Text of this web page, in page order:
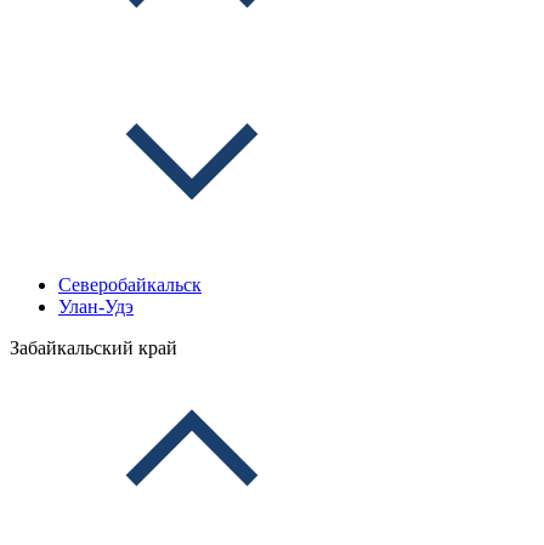
Северобайкальск
Улан-Удэ
Забайкальский край